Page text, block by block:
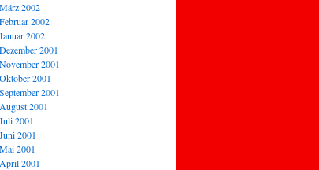
März 2002
Februar 2002
Januar 2002
Dezember 2001
November 2001
Oktober 2001
September 2001
August 2001
Juli 2001
Juni 2001
Mai 2001
April 2001